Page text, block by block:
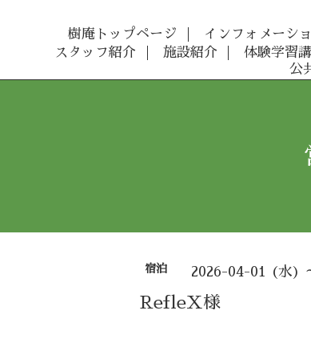
樹庵トップページ インフォメーシ
スタッフ紹介
施設紹介 体験学習
公
宿泊 2026-04-01 (水)
RefleX様